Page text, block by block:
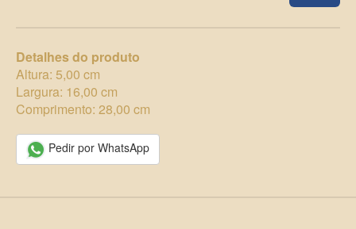
Detalhes do produto
Altura: 5,00 cm
Largura: 16,00 cm
Comprimento: 28,00 cm
Pedir por WhatsApp